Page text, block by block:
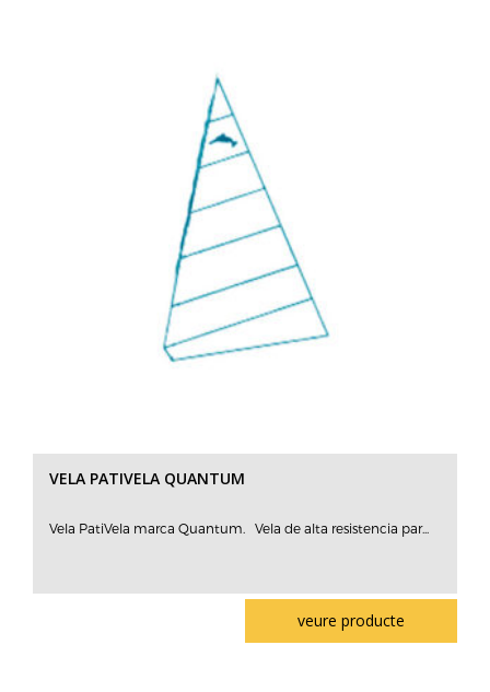
VELA PATIVELA QUANTUM
Vela PatiVela marca Quantum. Vela de alta resistencia par...
veure producte